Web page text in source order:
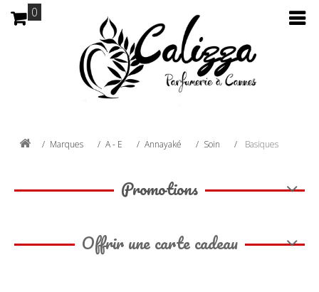
0
Marques A - E Annayaké Soin Basiques
Promotions
Offrir une carte cadeau